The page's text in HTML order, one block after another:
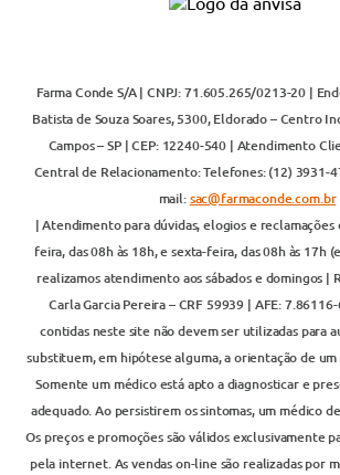
Farma Conde S/A | CNPJ: 71.605.265/0213-20 |
Batista de Souza Soares, 5300, Eldorado – Centro
Campos – SP | CEP: 12240-540 | Atendimento
Central de Relacionamento: Telefones: (12) 3931-
mail:sac@farmaconde.com.br
| Atendimento para dúvidas, elogios e reclamações
feira, das 08h às 18h, e sexta-feira, das 08h às 17h
realizamos atendimento aos sábados e domingos |
Carla Garcia Pereira – CRF 59939 | AFE:
contidas neste site não devem ser utilizadas para
substituem, em hipótese alguma, a orientação de
Somente um médico está apto a diagnosticar e
adequado. Ao persistirem os sintomas, um médico
Os preços e promoções são válidos exclusivamente
pela internet. As vendas on-line são realizadas por